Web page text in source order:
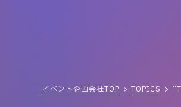
イベント企画会社TOP TOPICS